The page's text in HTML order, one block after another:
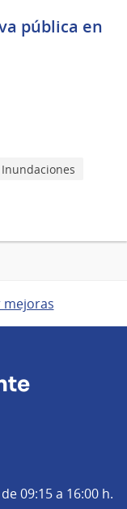
pública en
Inundaciones
09:15 a 16:00 h.